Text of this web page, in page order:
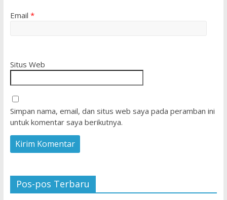
Email *
Situs Web
Simpan nama, email, dan situs web saya pada peramban ini
untuk komentar saya berikutnya.
Pos-pos Terbaru